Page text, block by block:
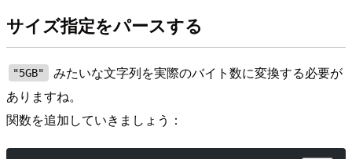
サイズ指定をパースする
"5GB"
みたいな文字列を実際のバイト数に変換する必要が
ありますね。
関数を追加していきましょう：